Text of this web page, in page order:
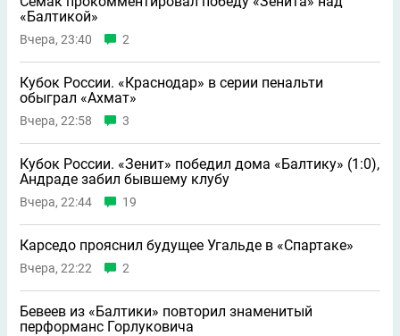
«Балтикой»
Вчера, 23:40 2
Кубок России. «Краснодар» в серии пенальти
обыграл «Ахмат»
Вчера, 22:58 3
Кубок России. «Зенит» победил дома «Балтику» (1:0),
Андраде забил бывшему клубу
Вчера, 22:44 19
Карседо прояснил будущее Угальде в «Спартаке»
Вчера, 22:22 2
Бевеев из «Балтики» повторил знаменитый
перформанс Горлуковича